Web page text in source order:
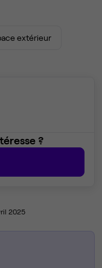
extérieur
?
2025